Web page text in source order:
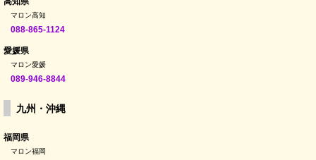
マロン高知
088-865-1124
愛媛県
マロン愛媛
089-946-8844
九州・沖縄
福岡県
マロン福岡